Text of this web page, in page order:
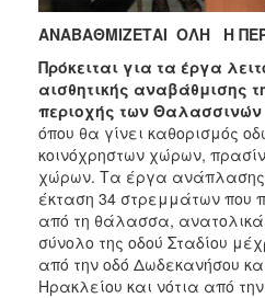
ΑΝΑΒΑΘΜΙΖΕΤΑΙ ΟΛΗ Η
Πρόκειται για τα έργα
αισθητικής αναβάθμισης
περιοχής των
όπου θα γίνει καθορισμός
κοινόχρηστων χώρων,
χώρων. Τα έργα ανάπλασης
έκταση 34 στρεμμάτων που
από τη θάλασσα, ανατολικά
σύνολο της οδού Σταδίου
από την οδό Δωδεκανήσου
Ηρακλείου και νότια από